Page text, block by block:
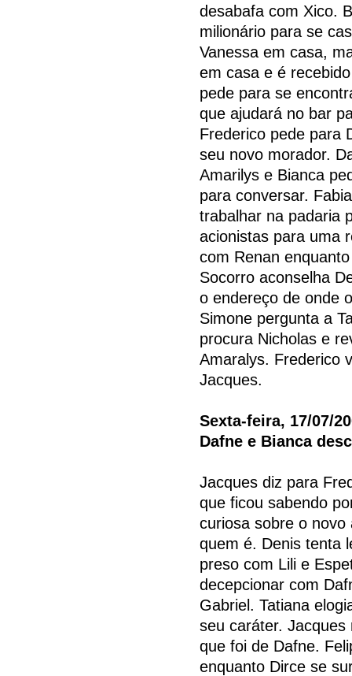
desabafa com Xico.
milionário para se
Vanessa em casa,
em casa e é
pede para se
que ajudará no bar
Frederico pede para
seu novo morador.
Amarilys e Bianca
para conversar.
trabalhar na padaria
acionistas para uma
com Renan
Socorro aconselha
o endereço de onde
Simone pergunta a
procura Nicholas e
Amaralys. Frederico
Jacques.
Sexta-feira, 17/07/
Dafne e Bianca
Jacques diz para
que ficou sabendo
curiosa sobre o
quem é. Denis tenta
preso com Lili e
decepcionar com
Gabriel. Tatiana
seu caráter.
que foi de Dafne.
enquanto Dirce se